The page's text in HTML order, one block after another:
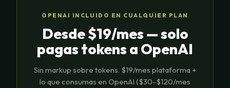
OPENAI INCLUIDO EN CUALQUIER PLAN
Desde $19/mes — solo
pagas tokens a OpenAI
Sin markup sobre tokens. $19/mes plataforma +
lo que consumas en OpenAI ($30-$120/mes